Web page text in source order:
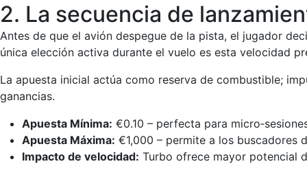
2. La secuencia de
Antes de que el avión despegue de la pista, el jugador
única elección activa durante el vuelo es esta velocidad
La apuesta inicial actúa como reserva de combustible;
ganancias.
Apuesta Mínima: €0.10 – perfecta para
Apuesta Máxima: €1,000 – permite a los buscadores
Impacto de velocidad: Turbo ofrece mayor potencial